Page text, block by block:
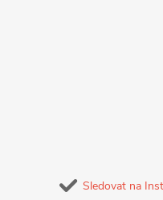
Sledovat na